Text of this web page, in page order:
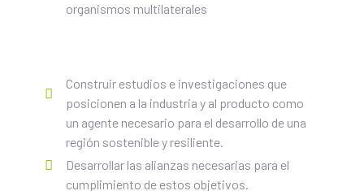
organismos multilaterales
Construir estudios e investigaciones que
posicionen a la industria y al producto como
un agente necesario para el desarrollo de una
región sostenible y resiliente.
Desarrollar las alianzas necesarias para el
cumplimiento de estos objetivos.